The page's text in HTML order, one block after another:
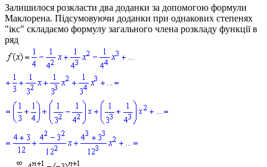
Залишилося розкласти два доданки за допомогою формули
Маклорена. Підсумовуючи доданки при однакових степенях
"ікс" складаємо формулу загального члена розкладу функції в
ряд